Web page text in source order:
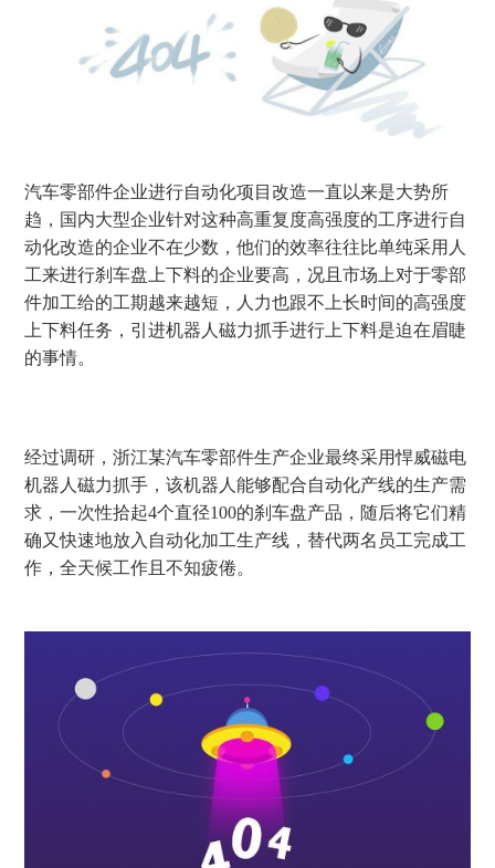
汽车零部件企业进行自动化项目改造一直以来是大势所
趋，国内大型企业针对这种高重复度高强度的工序进行自
动化改造的企业不在少数，他们的效率往往比单纯采用人
工来进行刹车盘上下料的企业要高，况且市场上对于零部
件加工给的工期越来越短，人力也跟不上长时间的高强度
上下料任务，引进机器人磁力抓手进行上下料是迫在眉睫
的事情。
经过调研，浙江某汽车零部件生产企业最终采用悍威磁电
机器人磁力抓手，该机器人能够配合自动化产线的生产需
求，一次性拾起4个直径100的刹车盘产品，随后将它们精
确又快速地放入自动化加工生产线，替代两名员工完成工
作，全天候工作且不知疲倦。